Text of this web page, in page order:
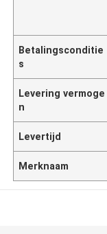
Betalingsconditie
s
Levering vermoge
n
Levertijd
Merknaam